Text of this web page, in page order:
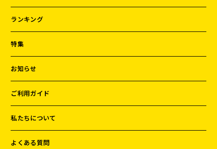
ランキング
特集
お知らせ
ご利用ガイド
私たちについて
よくある質問